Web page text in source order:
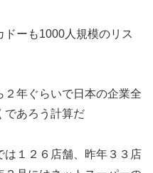
ーも1000人規模のリス
２年ぐらいで日本の企業全
であろう計算だ
は１２６店舗、昨年３３店